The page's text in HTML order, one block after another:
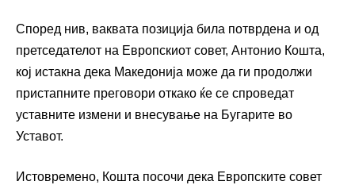
Според нив, ваквата позиција била потврдена и од
претседателот на Европскиот совет, Антонио Кошта,
кој истакна дека Македонија може да ги продолжи
пристапните преговори откако ќе се спроведат
уставните измени и внесување на Бугарите во
Уставот.
Истовремено, Кошта посочи дека Европските совет